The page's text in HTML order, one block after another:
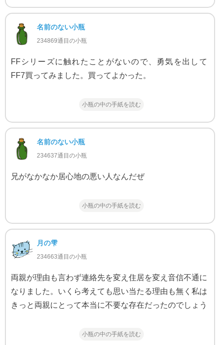
名前のない小瓶
234869通目の小瓶
FFシリーズに触れたことがないので、勇気を出して
FF7買ってみました。買ってよかった。
小瓶の中の手紙を読む
名前のない小瓶
234637通目の小瓶
兄がなかなか居心地の悪い人なんだぜ
小瓶の中の手紙を読む
月の雫
234663通目の小瓶
両親が理由も言わず連絡先を変え住居を変え音信不通に
なりました。いくら考えても思い当たる理由も無く私は
きっと両親にとって本当に不要な存在だったのでしょう
小瓶の中の手紙を読む